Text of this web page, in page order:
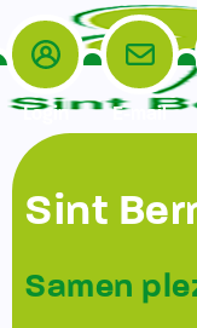
Home
De School
Het Team
Ouders
Login E-mail
Sint
Samen